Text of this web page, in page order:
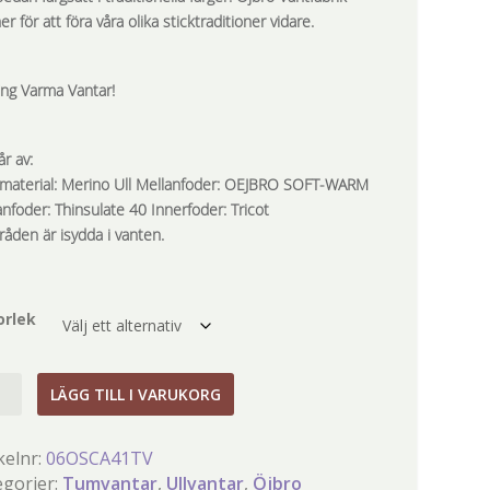
för att föra våra olika sticktraditioner vidare.
Varma Vantar!
av:
Merino Ull Mellanfoder: OEJBRO SOFT-WARM
Thinsulate 40 Innerfoder: Tricot
är isydda i vanten.
LÄGG TILL I VARUKORG
06OSCA41TV
Tumvantar, Ullvantar, Öjbro